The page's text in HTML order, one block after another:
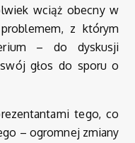
wciąż obecny w
z którym
– do dyskusji
głos do sporu o
tego, co
– ogromnej zmiany